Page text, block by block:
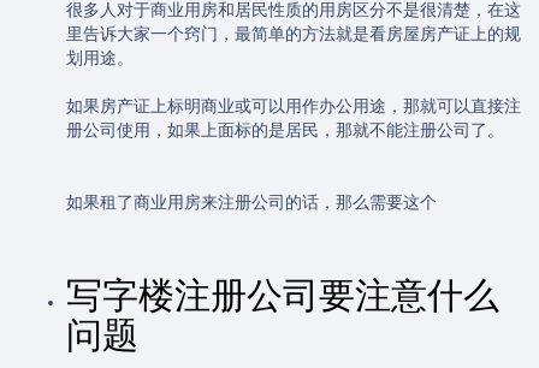
很多人对于商业用房和居民性质的用房区分不是很清楚，在这
里告诉大家一个窍门，最简单的方法就是看房屋房产证上的规
划用途。
如果房产证上标明商业或可以用作办公用途，那就可以直接注
册公司使用，如果上面标的是居民，那就不能注册公司了。
如果租了商业用房来注册公司的话，那么需要这个
写字楼注册公司要注意什么
问题